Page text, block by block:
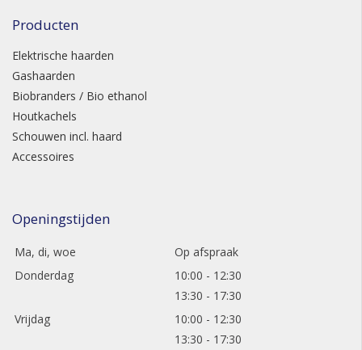
Producten
Elektrische haarden
Gashaarden
Biobranders / Bio ethanol
Houtkachels
Schouwen incl. haard
Accessoires
Openingstijden
Ma, di, woe
Op afspraak
Donderdag
10:00 - 12:30
13:30 - 17:30
Vrijdag
10:00 - 12:30
13:30 - 17:30